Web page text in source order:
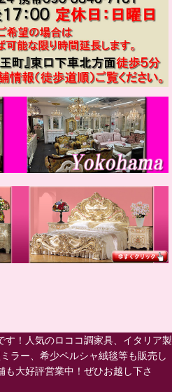
！人気のロココ調家具、イタリア製
ラー、希少ペルシャ絨毯等も販売し
大好評営業中！ぜひお越し下さ